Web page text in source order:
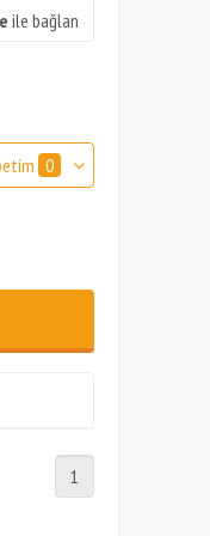
ile bağlan
0
1